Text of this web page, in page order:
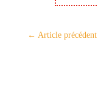
← Article précédent